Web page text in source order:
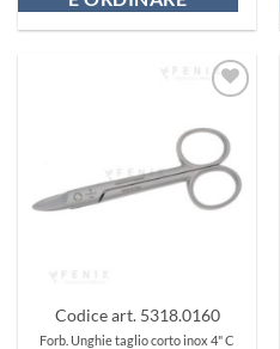
ai
preferiti
Codice art. 5318.0160
Forb. Unghie taglio corto inox 4" C